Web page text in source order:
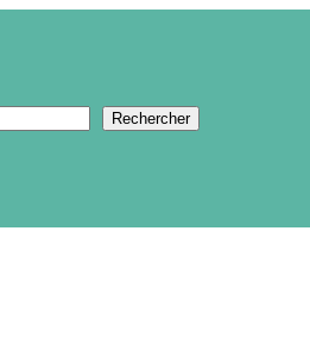
Rechercher